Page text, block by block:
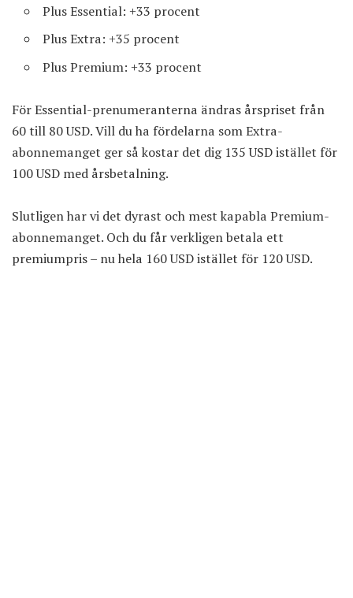
Plus Essential: +33 procent
Plus Extra: +35 procent
Plus Premium: +33 procent
För Essential-prenumeranterna ändras årspriset från
60 till 80 USD. Vill du ha fördelarna som Extra-
abonnemanget ger så kostar det dig 135 USD istället för
100 USD med årsbetalning.
Slutligen har vi det dyrast och mest kapabla Premium-
abonnemanget. Och du får verkligen betala ett
premiumpris – nu hela 160 USD istället för 120 USD.